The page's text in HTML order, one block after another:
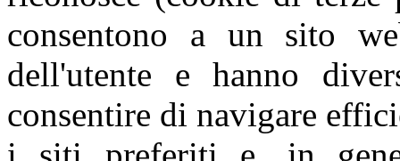
consentono a un sito
dell'utente e hanno
consentire di navigare